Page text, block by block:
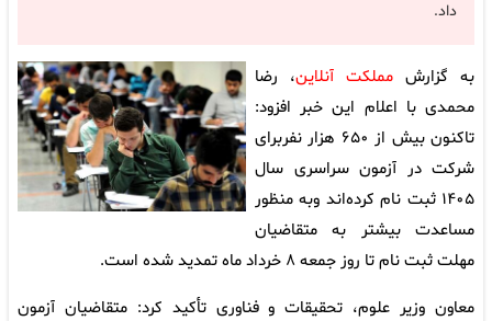
داد.
به گزارش مملکت آنلاین، رضا
محمدی با اعلام این خبر افزود:
تاکنون بیش از ۶۵۰ هزار نفربرای
شرکت در آزمون سراسری سال
۱۴۰۵ ثبت نام کرده‌اند وبه منظور
مساعدت بیشتر به متقاضیان
مهلت ثبت نام تا روز جمعه ۸ خرداد ماه تمدید شده است.
معاون وزیر علوم، تحقیقات و فناوری تأکید کرد: متقاضیان آزمون‌